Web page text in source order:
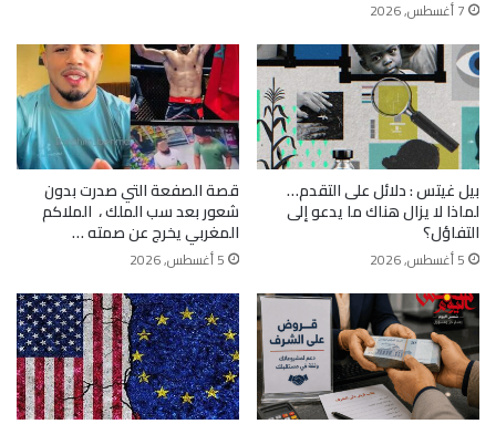
7 أغسطس, 2026
بيل غيتس : دلائل على التقدم…
لماذا لا يزال هناك ما يدعو إلى
التفاؤل؟
5 أغسطس, 2026
قصة الصفعة التي صدرت بدون
شعور بعد سب الملك ، الملاكم
المغربي يخرج عن صمته …
5 أغسطس, 2026